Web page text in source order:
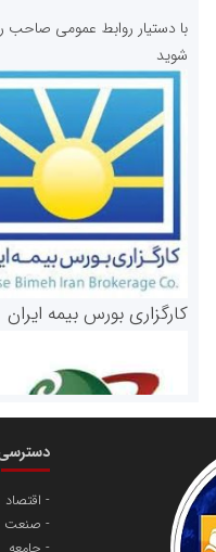
با دستیار روابط عمومی صاحب
شوید
کارگزاری بورس بیمه ایران
اقتصاد
صنعت